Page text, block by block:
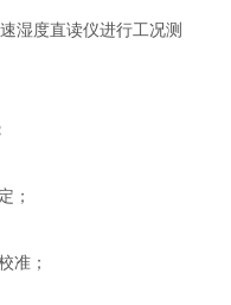
度直读仪进行工况测
；
准；